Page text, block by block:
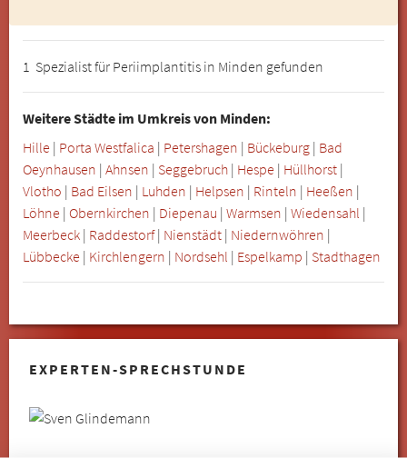
1 Spezialist für Periimplantitis in Minden gefunden
Weitere Städte im Umkreis von Minden:
Hille | Porta Westfalica | Petershagen | Bückeburg | Bad
Oeynhausen | Ahnsen | Seggebruch | Hespe | Hüllhorst |
Vlotho | Bad Eilsen | Luhden | Helpsen | Rinteln | Heeßen |
Löhne | Obernkirchen | Diepenau | Warmsen | Wiedensahl |
Meerbeck | Raddestorf| Nienstädt | Niedernwöhren |
Lübbecke | Kirchlengern | Nordsehl | Espelkamp | Stadthagen
EXPERTEN-SPRECHSTUNDE